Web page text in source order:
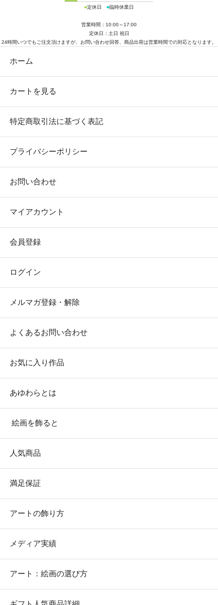
■定休日 ■臨時休業日
営業時間：10:00～17:00
定休日：土日 祝日
24時間いつでもご注文頂けますが、お問い合わせ回答、商品出荷は営業時間での対応となります。
ホーム
カートを見る
特定商取引法に基づく表記
プライバシーポリシー
お問い合わせ
マイアカウント
会員登録
ログイン
メルマガ登録・解除
よくあるお問い合わせ
お気に入り作品
あゆわらとは
絵画を飾ると
人気商品
満足保証
アートの飾り方
メディア実績
アート：絵画の選び方